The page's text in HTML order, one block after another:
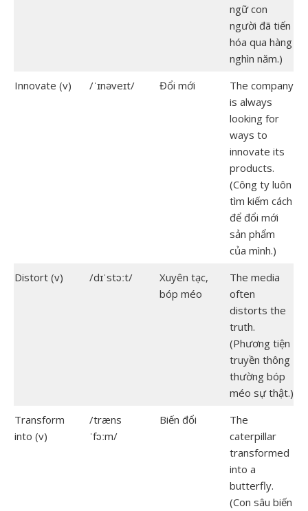
ngữ con
người đã tiến
hóa qua hàng
nghìn năm.)
Innovate (v)
/ˈɪnəveɪt/ Đổi mới
The company
is always
looking for
ways to
innovate its
products.
(Công ty luôn
tìm kiếm cách
để đổi mới
sản phẩm
của mình.)
Distort (v)
/dɪˈstɔːt/
Xuyên tạc,
bóp méo
The media
often
distorts the
truth.
(Phương tiện
truyền thông
thường bóp
méo sự thật.)
Transform
into (v)
/træns
ˈfɔːm/
Biến đổi
The
caterpillar
transformed
into a
butterfly.
(Con sâu biến